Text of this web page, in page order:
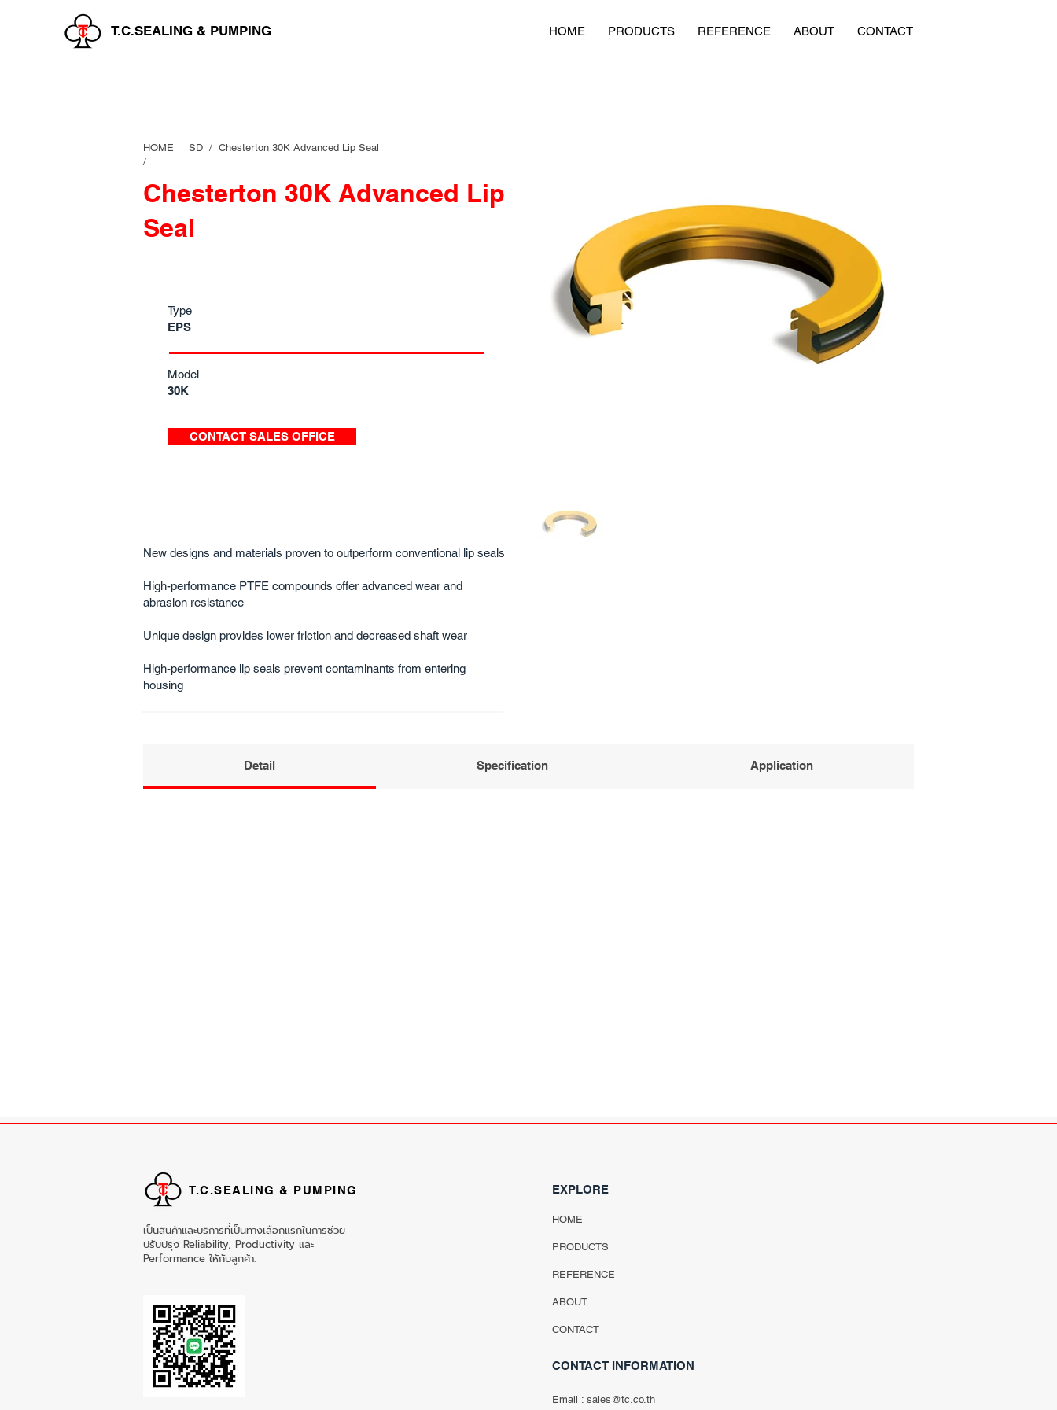
T.C.SEALING & PUMPING HOME PRODUCTS REFERENCE ABOUT CONTACT
HOME
/
SD / Chesterton 30K Advanced Lip Seal
Chesterton 30K Advanced Lip
Seal
Type
EPS
Model
30K
CONTACT SALES OFFICE
New designs and materials proven to outperform conventional lip seals
High-performance PTFE compounds offer advanced wear and
abrasion resistance
Unique design provides lower friction and decreased shaft wear
High-performance lip seals prevent contaminants from entering
housing
Detail Specification Application
T.C.SEALING & PUMPING
เป็นสินค้าและบริการที่เป็นทางเลือกแรกในการช่วย
ปรับปรุง Reliability, Productivity และ
Performance ให้กับลูกค้า.
EXPLORE
HOME
PRODUCTS
REFERENCE
ABOUT
CONTACT
CONTACT INFORMATION
Email : sales@tc.co.th